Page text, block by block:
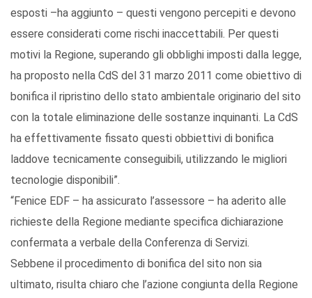
esposti –ha aggiunto – questi vengono percepiti e devono
essere considerati come rischi inaccettabili. Per questi
motivi la Regione, superando gli obblighi imposti dalla legge,
ha proposto nella CdS del 31 marzo 2011 come obiettivo di
bonifica il ripristino dello stato ambientale originario del sito
con la totale eliminazione delle sostanze inquinanti. La CdS
ha effettivamente fissato questi obbiettivi di bonifica
laddove tecnicamente conseguibili, utilizzando le migliori
tecnologie disponibili”.
“Fenice EDF – ha assicurato l’assessore – ha aderito alle
richieste della Regione mediante specifica dichiarazione
confermata a verbale della Conferenza di Servizi.
Sebbene il procedimento di bonifica del sito non sia
ultimato, risulta chiaro che l’azione congiunta della Regione